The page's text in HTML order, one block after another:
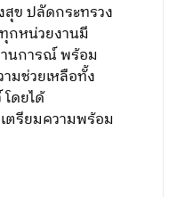
ข ปลัดกระทรวง
กหน่วยงานมี
นการณ์ พร้อม
มช่วยเหลือทั้ง
ดยได้
ตรียมความพร้อม